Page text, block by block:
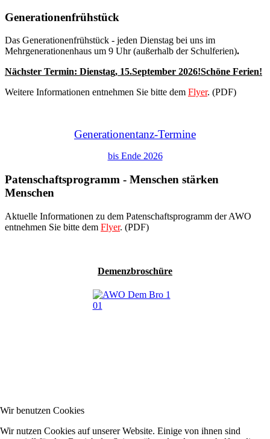
Generationenfrühstück
Das Generationenfrühstück - jeden Dienstag bei uns im
Mehrgenerationenhaus um 9 Uhr (außerhalb der Schulferien).
Nächster Termin: Dienstag, 15.September 2026!Schöne Ferien!
Weitere Informationen entnehmen Sie bitte dem Flyer. (PDF)
Generationentanz-Termine
bis Ende 2026
Patenschaftsprogramm - Menschen stärken
Menschen
Aktuelle Informationen zu dem Patenschaftsprogramm der AWO
entnehmen Sie bitte dem Flyer. (PDF)
Demenzbroschüre
Wir benutzen Cookies
Wir nutzen Cookies auf unserer Website. Einige von ihnen sind